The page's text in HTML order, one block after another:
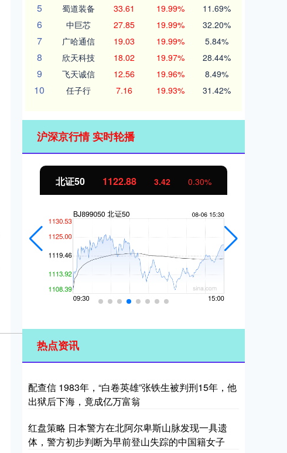
5 蜀道装备 33.61 19.99% 11.69%
6 中巨芯 27.85 19.99% 32.20%
7 广哈通信 19.03 19.99% 5.84%
8 欣天科技 18.02 19.97% 28.44%
9 飞天诚信 12.56 19.96% 8.49%
10 任子行 7.16 19.93% 31.42%
沪深京行情 实时轮播
北证50 1122.88 3.42 0.30%
热点资讯
配查信 1983年，“白卷英雄”张铁生被判刑15年，他
出狱后下海，竟成亿万富翁
红盘策略 日本警方在北阿尔卑斯山脉发现一具遗
体，警方初步判断为早前登山失踪的中国籍女子